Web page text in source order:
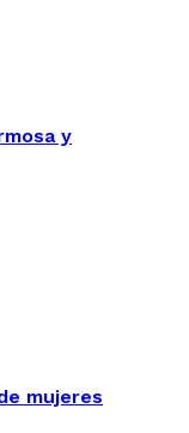
y
mujeres